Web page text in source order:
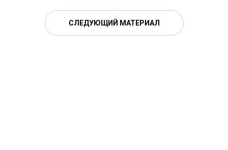
СЛЕДУЮЩИЙ МАТЕРИАЛ